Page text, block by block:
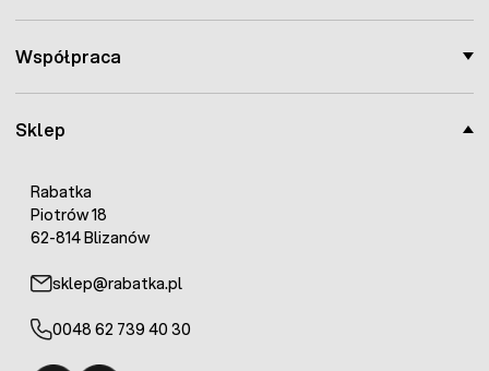
Sklep
Rabatka
Piotrów 18
62-814 Blizanów
sklep@rabatka.pl
0048 62 739 40 30
Współpraca